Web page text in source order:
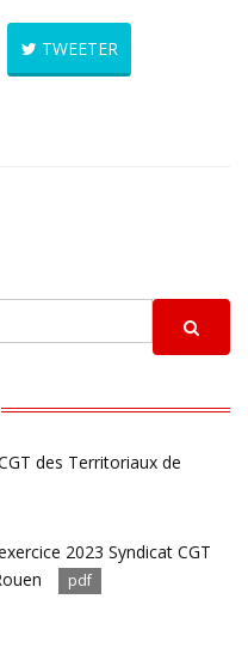
TWEETER
des Territoriaux de
2023 Syndicat CGT
pdf